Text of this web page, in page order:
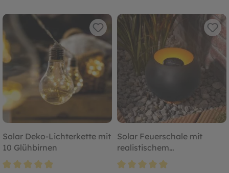
Solar Deko-Lichterkette mit
10 Glühbirnen
Solar Feuerschale mit
realistischem
Flammeneffekt